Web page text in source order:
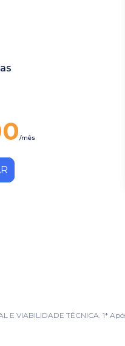
/mês
E VIABILIDADE TÉCNICA. 1*